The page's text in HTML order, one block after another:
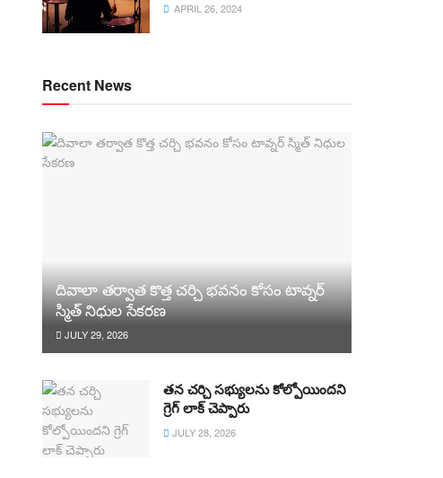
APRIL 26, 2024
Recent News
దివాలా తర్వాత కొత్త చర్చి భవనం కోసం టావ్నర్
స్మిత్ నిధుల సేకరణ
JULY 29, 2026
తన చర్చి సభ్యులను కోల్పోయిందని
గ్రెగ్ లాక్ చెప్పారు
JULY 28, 2026